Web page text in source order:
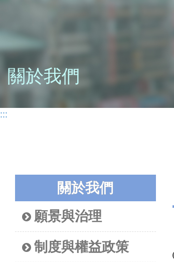
關於我們
:::
關於我們
願景與治理
制度與權益政策